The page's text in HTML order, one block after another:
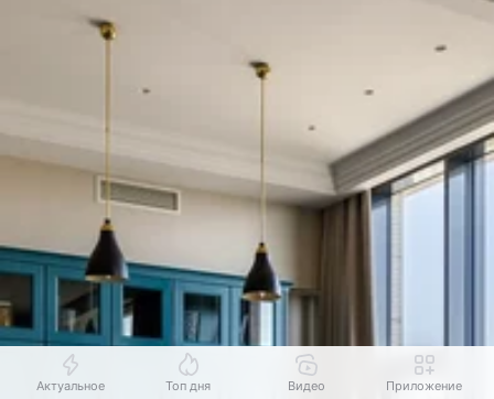
Актуальное Топ дня Видео Приложение